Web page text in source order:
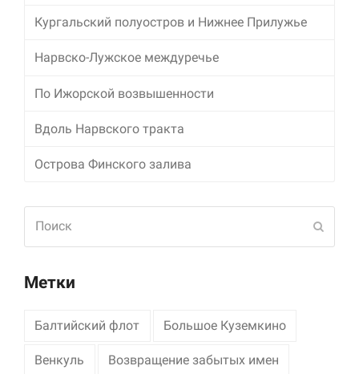
Кургальский полуостров и Нижнее Прилужье
Нарвско-Лужское междуречье
По Ижорской возвышенности
Вдоль Нарвского тракта
Острова Финского залива
Метки
Балтийский флот Большое Куземкино
Венкуль Возвращение забытых имен